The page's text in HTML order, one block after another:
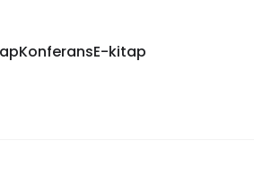
KonferansE-kitap